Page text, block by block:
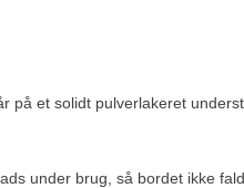
på et solidt pulverlakeret
under brug, så bordet ikke